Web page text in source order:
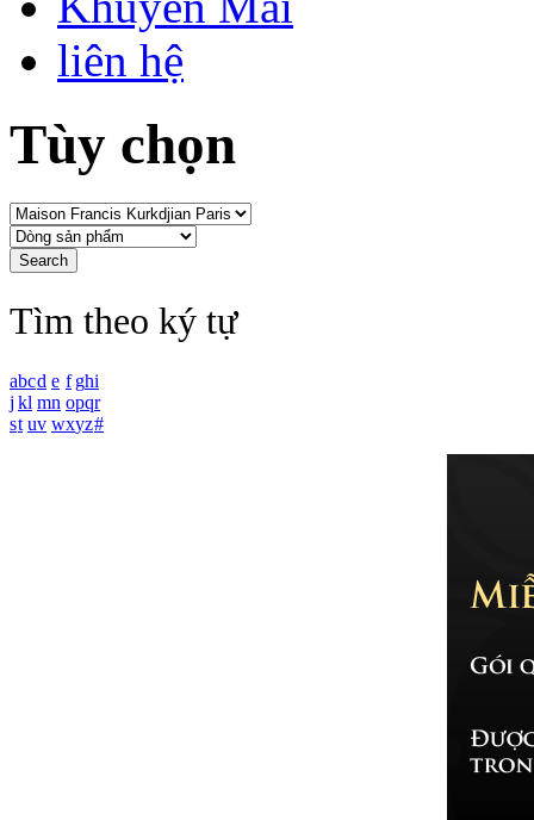
liên hệ
Tùy chọn
Tìm theo ký tự
abcd e f ghi
j kl mn opqr
st uv wxyz#